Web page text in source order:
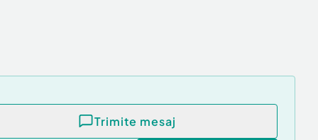
Trimite mesaj